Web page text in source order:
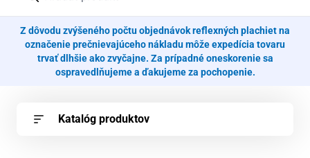
Z dôvodu zvýšeného počtu objednávok reflexných plachiet na
označenie prečnievajúceho nákladu môže expedícia tovaru
trvať dlhšie ako zvyčajne. Za prípadné oneskorenie sa
ospravedlňujeme a ďakujeme za pochopenie.
Katalóg produktov